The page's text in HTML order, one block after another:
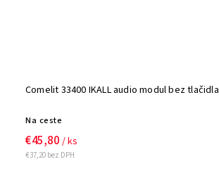
Comelit 33400 IKALL audio modul bez tlačidla
Na ceste
€37,20 bez DPH
€45,80 / ks